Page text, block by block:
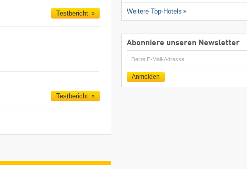
Testbericht
Testbericht
Weitere Top-Hotels
Abonniere unseren Newsletter
E-
Mail
Anmelden